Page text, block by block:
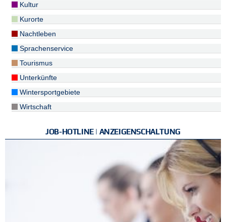
Kultur
Kurorte
Nachtleben
Sprachenservice
Tourismus
Unterkünfte
Wintersportgebiete
Wirtschaft
JOB-HOTLINE | ANZEIGENSCHALTUNG